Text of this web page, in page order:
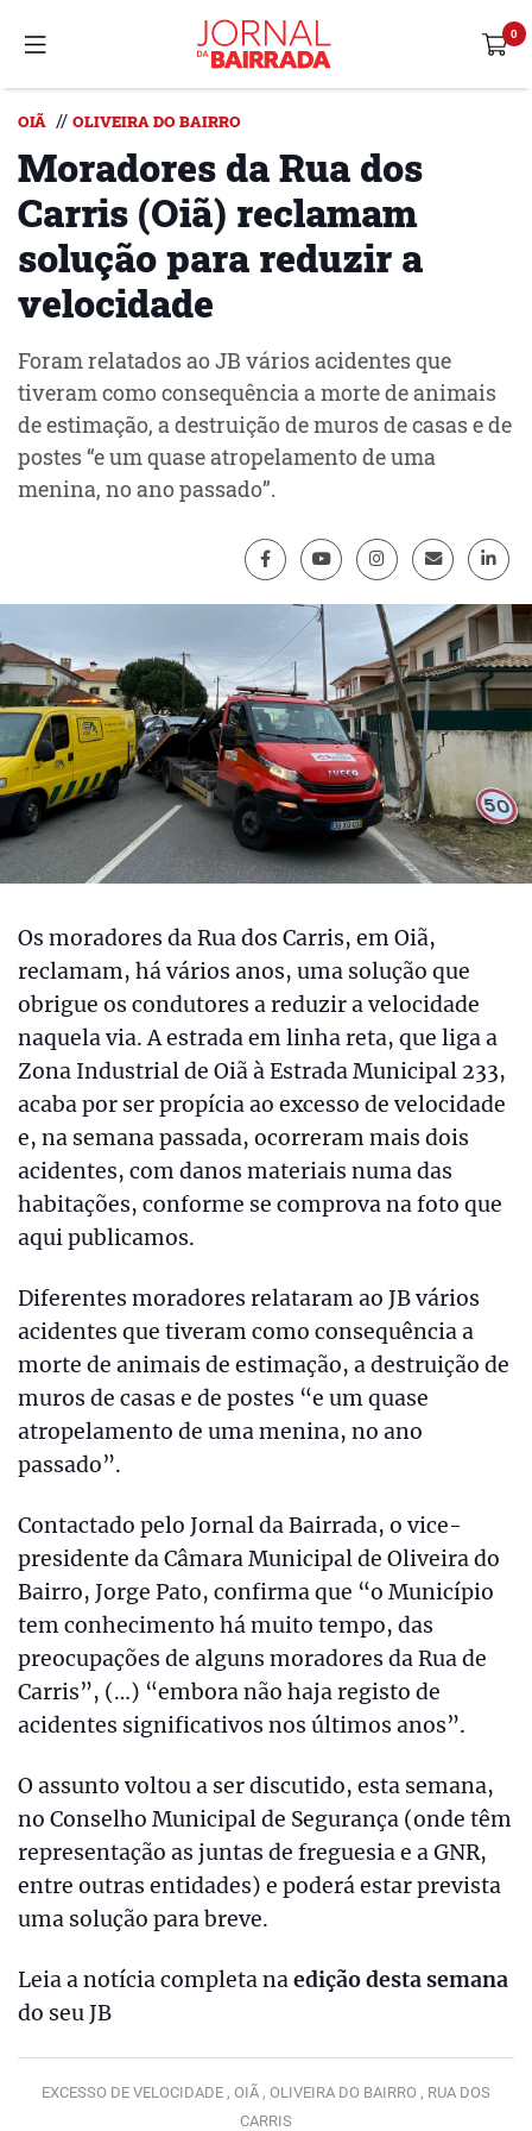
OIÃ // OLIVEIRA DO BAIRRO
Moradores da Rua dos
Carris (Oiã) reclamam
solução para reduzir a
velocidade
Foram relatados ao JB vários acidentes que
tiveram como consequência a morte de animais
de estimação, a destruição de muros de casas e de
postes “e um quase atropelamento de uma
menina, no ano passado”.
Os moradores da Rua dos Carris, em Oiã,
reclamam, há vários anos, uma solução que
obrigue os condutores a reduzir a velocidade
naquela via. A estrada em linha reta, que liga a
Zona Industrial de Oiã à Estrada Municipal 233,
acaba por ser propícia ao excesso de velocidade
e, na semana passada, ocorreram mais dois
acidentes, com danos materiais numa das
habitações, conforme se comprova na foto que
aqui publicamos.
Diferentes moradores relataram ao JB vários
acidentes que tiveram como consequência a
morte de animais de estimação, a destruição de
muros de casas e de postes “e um quase
atropelamento de uma menina, no ano
passado”.
Contactado pelo Jornal da Bairrada, o vice-
presidente da Câmara Municipal de Oliveira do
Bairro, Jorge Pato, confirma que “o Município
tem conhecimento há muito tempo, das
preocupações de alguns moradores da Rua de
Carris”, (…) “embora não haja registo de
acidentes significativos nos últimos anos”.
O assunto voltou a ser discutido, esta semana,
no Conselho Municipal de Segurança (onde têm
representação as juntas de freguesia e a GNR,
entre outras entidades) e poderá estar prevista
uma solução para breve.
Leia a notícia completa naedição desta semana
do seu JB
EXCESSO DE VELOCIDADE , OIÃ , OLIVEIRA DO BAIRRO , RUA DOS
CARRIS